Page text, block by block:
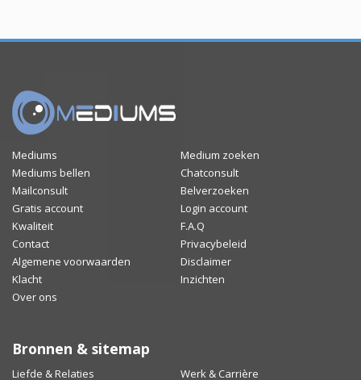
Mediums
Medium zoeken
Mediums bellen
Chatconsult
Mailconsult
Belverzoeken
Gratis account
Login account
Kwaliteit
F.A.Q
Contact
Privacybeleid
Algemene voorwaarden
Disclaimer
Klacht
Inzichten
Over ons
Bronnen & sitemap
Liefde & Relaties Werk & Carrière